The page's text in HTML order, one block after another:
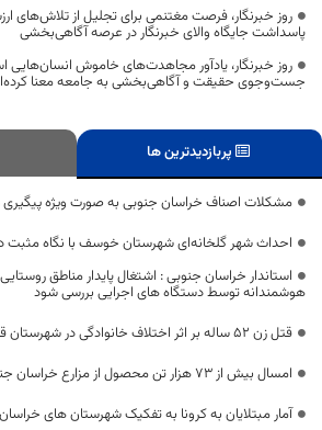
روز خبرنگار، فرصت مغتنمی برای تجلیل از تلاش‌های
پاسداشت جایگاه والای خبرنگار در عرصه آگاهی‌بخشی
روز خبرنگار، یادآور مجاهدت‌های خاموش انسان‌هایی
جست‌وجوی حقیقت و آگاهی‌بخشی به جامعه معنا
پربازدیدترین ها
مشکلات اصناف خراسان جنوبی به صورت ویژه
احداث شهر گلخانه‌ای شهرستان خوسف با نگاه مثبت
استاندار خراسان جنوبی : اشتغال پایدار مناطق
هوشمندانه توسط دستگاه های اجرایی بررسی شود
قتل زن 52 ساله بر اثر اختلاف خانوادگی در شهرستان قاینات اتفاق افتاد
امسال بیش از ۷۳ هزار تن محصول از مزارع خراسان جنوبی برداشت می شود
آمار مبتلایان به کرونا به تفکیک شهرستان های